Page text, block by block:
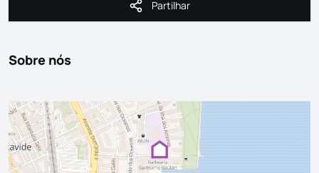
Partilhar
Partilhar
Sobre nós